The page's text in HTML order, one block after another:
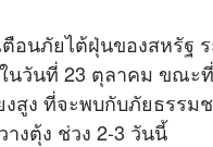
อนภัยไต้ฝุ่นของสหรัฐ
ในวันที่ 23 ตุลาคม ขณ
งสูง ที่จะพบกับภัยธรร
งตุ้ง ช่วง 2-3 วันนี้